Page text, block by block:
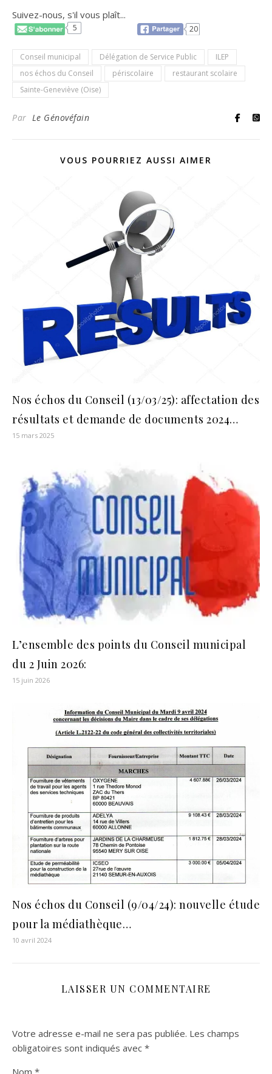
Suivez-nous, s'il vous plaît...
5 20
Conseil municipal Délégation de Service Public
ILEP
nos échos du Conseil
périscolaire
restaurant scolaire
Sainte-Geneviève (Oise)
Par Le Génovéfain
VOUS POURRIEZ AUSSI AIMER
Nos échos du Conseil (13/03/25): affectation des
résultats et demande de documents 2024…
15 mars 2025
L’ensemble des points du Conseil municipal
du 2 Juin 2026:
15 juin 2026
Nos échos du Conseil (9/04/24): nouvelle étude
pour la médiathèque…
10 avril 2024
LAISSER UN COMMENTAIRE
Votre adresse e-mail ne sera pas publiée. Les champs
obligatoires sont indiqués avec *